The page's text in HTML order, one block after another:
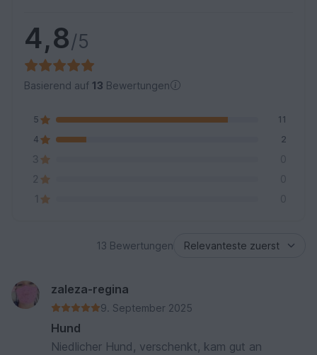
4,8/5
Basierend auf 13 Bewertungen
5
11
4
2
3
0
2
0
1
0
13 Bewertungen
zaleza-regina
9. September 2025
Hund
Niedlicher Hund, verschenkt, kam gut an